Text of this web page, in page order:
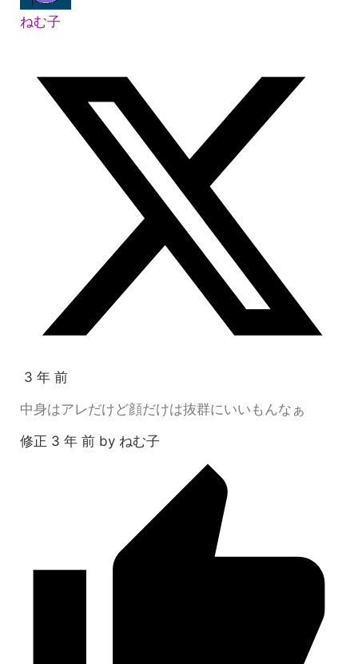
ねむ子
3 年 前
中身はアレだけど顔だけは抜群にいいもんなぁ
修正 3 年 前 by ねむ子